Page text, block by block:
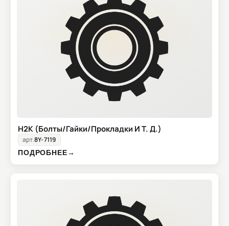
H2K (Болты/Гайки/Прокладки И Т. Д.)
арт.8Y-7119
ПОДРОБНЕЕ→